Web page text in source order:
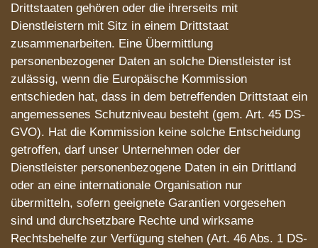
Drittstaaten gehören oder die ihrerseits mit
Dienstleistern mit Sitz in einem Drittstaat
zusammenarbeiten. Eine Übermittlung
personenbezogener Daten an solche Dienstleister ist
zulässig, wenn die Europäische Kommission
entschieden hat, dass in dem betreffenden Drittstaat ein
angemessenes Schutzniveau besteht (gem. Art. 45 DS-
GVO). Hat die Kommission keine solche Entscheidung
getroffen, darf unser Unternehmen oder der
Dienstleister personenbezogene Daten in ein Drittland
oder an eine internationale Organisation nur
übermitteln, sofern geeignete Garantien vorgesehen
sind und durchsetzbare Rechte und wirksame
Rechtsbehelfe zur Verfügung stehen (Art. 46 Abs. 1 DS-